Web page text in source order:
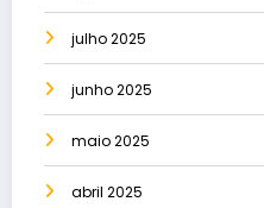
julho 2025
junho 2025
maio 2025
abril 2025